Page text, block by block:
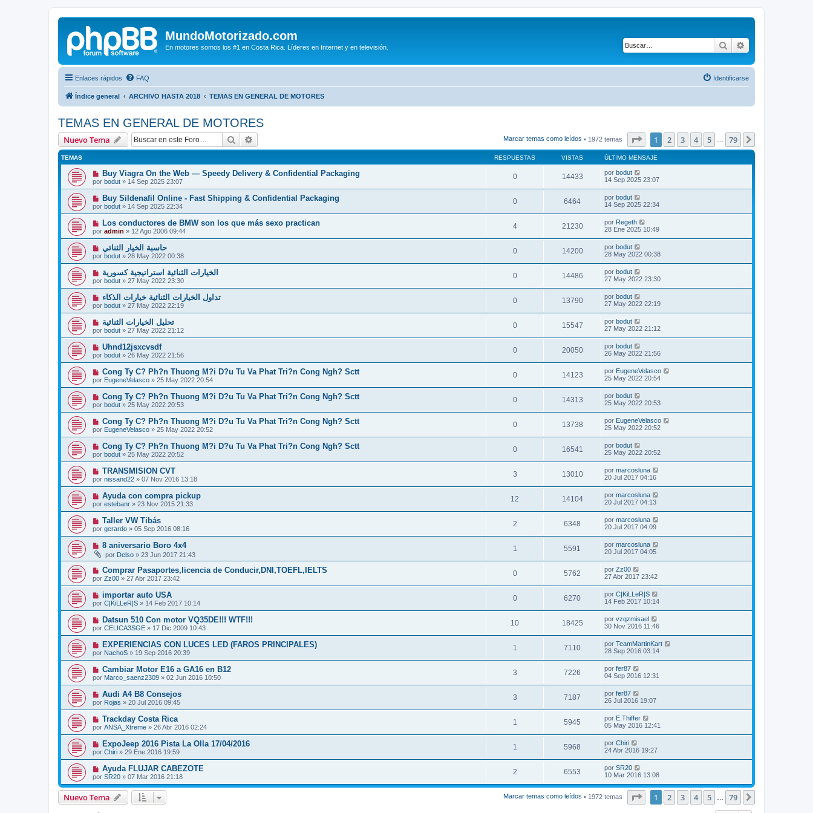
MundoMotorizado.com
En motores somos los #1 en Costa Rica. Líderes en Internet y en televisión. Buscar
Enlaces rápidos FAQ Identificarse
Índice general ARCHIVO HASTA 2018 TEMAS EN GENERAL DE MOTORES
TEMAS EN GENERAL DE MOTORES
Nuevo Tema Buscar Marcar temas como leídos • 1972 temas Página1 de 79
1 2 3 4 5 79
TEMAS RESPUESTAS VISTAS ÚLTIMO MENSAJE
Buy Viagra On the Web — Speedy Delivery & Confidential Packaging
por bodut » 14 Sep 2025 23:07
0 14433 por bodut
14 Sep 2025 23:07
Buy Sildenafil Online - Fast Shipping & Confidential Packaging
por bodut » 14 Sep 2025 22:34
0 6464 por bodut
14 Sep 2025 22:34
Los conductores de BMW son los que más sexo practican
por admin » 12 Ago 2006 09:44
4 21230 por Regeth
28 Ene 2025 10:49
حاسبة الخيار الثنائي
por bodut » 28 May 2022 00:38
0 14200 por bodut
28 May 2022 00:38
الخيارات الثنائية استراتيجية كسورية
por bodut » 27 May 2022 23:30
0 14486 por bodut
27 May 2022 23:30
تداول الخيارات الثنائية خيارات الذكاء
por bodut » 27 May 2022 22:19
0 13790 por bodut
27 May 2022 22:19
تحليل الخيارات الثنائية
por bodut » 27 May 2022 21:12
0 15547 por bodut
27 May 2022 21:12
Uhnd12jsxcvsdf
por bodut » 26 May 2022 21:56
0 20050 por bodut
26 May 2022 21:56
Cong Ty C? Ph?n Thuong M?i D?u Tu Va Phat Tri?n Cong Ngh? Sctt
por EugeneVelasco » 25 May 2022 20:54
0 14123 por EugeneVelasco
25 May 2022 20:54
Cong Ty C? Ph?n Thuong M?i D?u Tu Va Phat Tri?n Cong Ngh? Sctt
por bodut » 25 May 2022 20:53
0 14313 por bodut
25 May 2022 20:53
Cong Ty C? Ph?n Thuong M?i D?u Tu Va Phat Tri?n Cong Ngh? Sctt
por EugeneVelasco » 25 May 2022 20:52
0 13738 por EugeneVelasco
25 May 2022 20:52
Cong Ty C? Ph?n Thuong M?i D?u Tu Va Phat Tri?n Cong Ngh? Sctt
por bodut » 25 May 2022 20:52
0 16541 por bodut
25 May 2022 20:52
TRANSMISION CVT
por nissand22 » 07 Nov 2016 13:18
3 13010 por marcosluna
20 Jul 2017 04:16
Ayuda con compra pickup
por estebanr » 23 Nov 2015 21:33
12 14104 por marcosluna
20 Jul 2017 04:13
Taller VW Tibás
por gerardo » 05 Sep 2016 08:16
2 6348 por marcosluna
20 Jul 2017 04:09
8 aniversario Boro 4x4
por Delso » 23 Jun 2017 21:43
1 5591 por marcosluna
20 Jul 2017 04:05
Comprar Pasaportes,licencia de Conducir,DNI,TOEFL,IELTS
por Zz00 » 27 Abr 2017 23:42
0 5762 por Zz00
27 Abr 2017 23:42
importar auto USA
por C|KiLLeR|S » 14 Feb 2017 10:14
0 6270 por C|KiLLeR|S
14 Feb 2017 10:14
Datsun 510 Con motor VQ35DE!!! WTF!!!
por CELICA3SGE » 17 Dic 2009 10:43
10 18425 por vzqzmisael
30 Nov 2016 11:46
EXPERIENCIAS CON LUCES LED (FAROS PRINCIPALES)
por NachoS » 19 Sep 2016 20:39
1 7110 por TeamMartinKart
28 Sep 2016 03:14
Cambiar Motor E16 a GA16 en B12
por Marco_saenz2309 » 02 Jun 2016 10:50
3 7226 por fer87
04 Sep 2016 12:31
Audi A4 B8 Consejos
por Rojas » 20 Jul 2016 09:45
3 7187 por fer87
26 Jul 2016 19:07
Trackday Costa Rica
por ANSA_Xtreme » 26 Abr 2016 02:24
1 5945 por E.Thiffer
05 May 2016 12:41
ExpoJeep 2016 Pista La Olla 17/04/2016
por Chiri » 29 Ene 2016 19:59
1 5968 por Chiri
24 Abr 2016 19:27
Ayuda FLUJAR CABEZOTE
por SR20 » 07 Mar 2016 21:18
2 6553 por SR20
10 Mar 2016 13:08
Nuevo Tema Marcar temas como leídos • 1972 temas Página1 de 79
1 2 3 4 5 79